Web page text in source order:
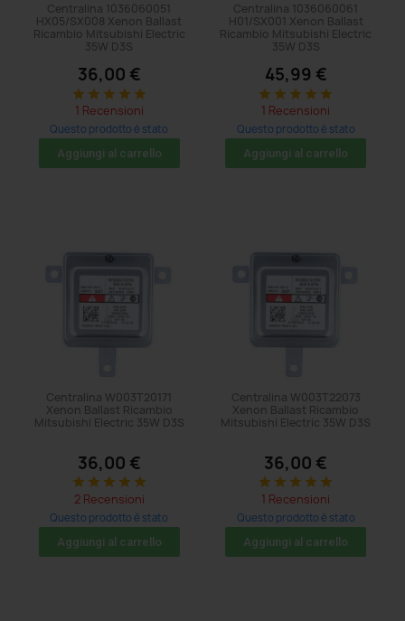
Centralina 1036060051
HX05/SX008 Xenon Ballast
Ricambio Mitsubishi Electric
35W D3S
36,00 €
star star star star star
1 Recensioni
Questo prodotto è stato
acquistato: 5 volte
Aggiungi al carrello
Centralina 1036060061
H01/SX001 Xenon Ballast
Ricambio Mitsubishi Electric
35W D3S
45,99 €
star star star star star
1 Recensioni
Questo prodotto è stato
acquistato: 14 volte
Aggiungi al carrello
Centralina W003T20171
Xenon Ballast Ricambio
Mitsubishi Electric 35W D3S
36,00 €
star star star star star
2 Recensioni
Questo prodotto è stato
acquistato: 11 volte
Aggiungi al carrello
Centralina W003T22073
Xenon Ballast Ricambio
Mitsubishi Electric 35W D3S
36,00 €
star star star star star
1 Recensioni
Questo prodotto è stato
acquistato: 23 volte
Aggiungi al carrello